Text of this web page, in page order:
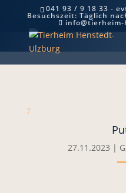
041 93 / 9 18 33 -
Besuchszeit: Täglich
Putscho
7
27.11.2023 |